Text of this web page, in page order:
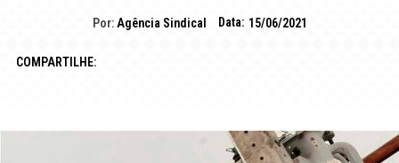
Por: Agência Sindical Data: 15/06/2021
COMPARTILHE: